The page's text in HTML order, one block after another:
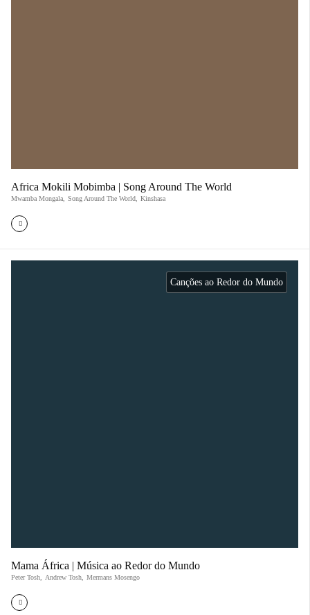
Africa Mokili Mobimba | Song Around The World
Mwamba Mongala Song Around The World Kinshasa
Canções ao Redor do Mundo
Mama África | Música ao Redor do Mundo
Peter Tosh Andrew Tosh Mermans Mosengo